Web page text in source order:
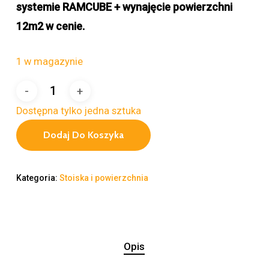
systemie RAMCUBE + wynajęcie powierzchni
12m2 w cenie.
1 w magazynie
Dostępna tylko jedna sztuka
Dodaj Do Koszyka
Kategoria: Stoiska i powierzchnia
Opis